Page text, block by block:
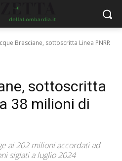
Bresciane, sottoscritta Linea PNRR
sottoscritta
38 milioni di
ai 202 milioni accordati ad
siglati a luglio 2024